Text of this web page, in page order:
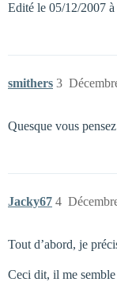
Edité le 05/12/2007
smithers 3
Quesque vous
Jacky67 4
Tout d’abord, je
Ceci dit, il me